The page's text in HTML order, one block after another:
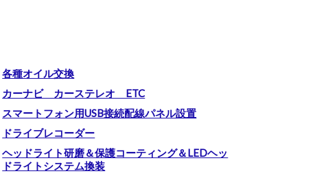
各種オイル交換
カーナビ カーステレオ ETC
スマートフォン用USB接続配線パネル設置
ドライブレコーダー
ヘッドライト研磨＆保護コーティング＆LEDヘッ
ドライトシステム換装